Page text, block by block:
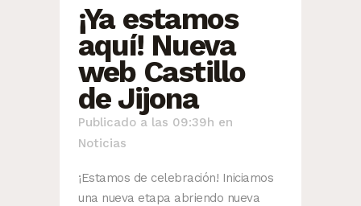
¡Ya estamos
aquí! Nueva
web Castillo
de Jijona
Publicado a las 09:39h en
Noticias
¡Estamos de celebración! Iniciamos
una nueva etapa abriendo nueva